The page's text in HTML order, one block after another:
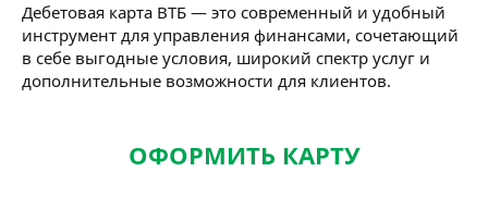
Дебетовая карта ВТБ — это современный и удобный
инструмент для управления финансами, сочетающий
в себе выгодные условия, широкий спектр услуг и
дополнительные возможности для клиентов.
ОФОРМИТЬ КАРТУ